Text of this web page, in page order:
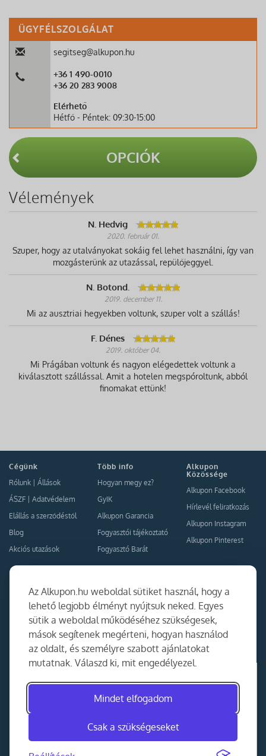
Az Alkupon.hu weboldal sütiket használ, hogy a
lehető legjobb élményt nyújtsuk neked. Egyes
sütik a weboldal működéséhez szükségesek,
mások segítenek megérteni, hogyan használod
az oldalt, és személyre szabott ajánlatokat
mutatnak. Válaszd ki, mit engedélyezel.
Mindet elfogadom
Csak a szükségeseket
ÜGYFÉLSZOLGÁLAT
segitseg@alkupon.hu
+36 1 490-0010
+36 20 283 9008
Elérhető
Hétfő - Péntek: 09:30-15:00
OPCIÓK
Vélemények
N. Hedvig
2020. február 01.
Szuper, hogy az utalványokat sokáig fel lehet használni, így van
mozgásterünk az utazással, repülőjeggyel.
N. Botond.
2019. december 11.
Mi az ausztriai hegyekben voltunk, szuper volt a szállás!
F. Dénes
2019. október 04.
Mi Prágában voltunk és nagyon elégedettek voltunk a
kiválasztott szállással. Amit a hotelen megspóroltunk, abból
finomakat ettünk!
Cégünk
Rólunk
Állások
ÁSZF
Adatvédelem
Elállás a szerződéstől
Blog
Akciós utazások
Több info
Hogyan megy ez?
GyIK
Alkupon Garancia
Fogyasztói tájékoztató
Fogyasztó Barát
Alkupon
Közössége
Alkupon Facebook
Hírlevél feliratkozás
Alkupon Instagram
Alkupon Pinterest
Együttműködés
Kapcsolat
Ajánlj nekünk!
Partner Belépés